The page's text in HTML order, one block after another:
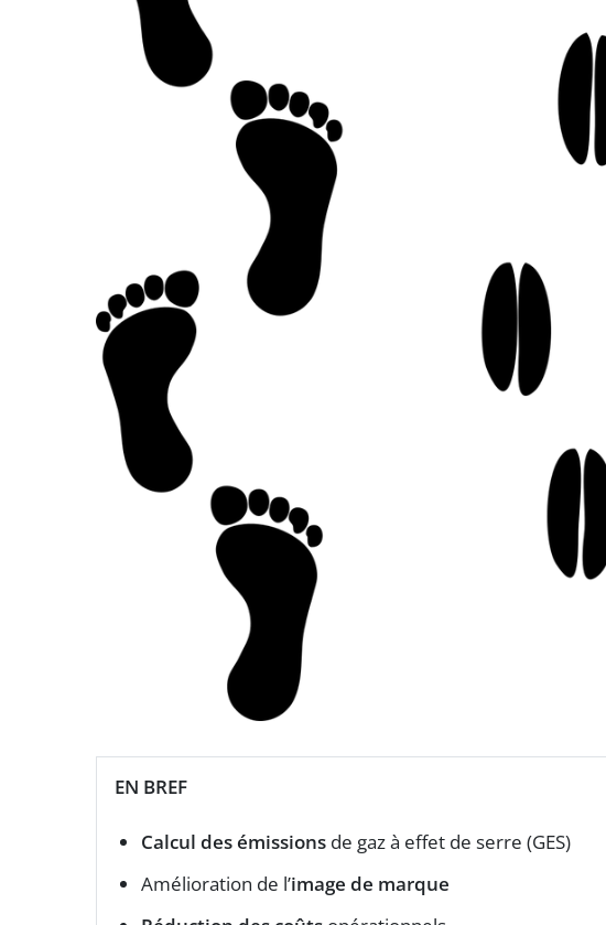
EN BREF
Calcul des émissions de gaz à effet de serre (GES)
Amélioration de l’image de marque